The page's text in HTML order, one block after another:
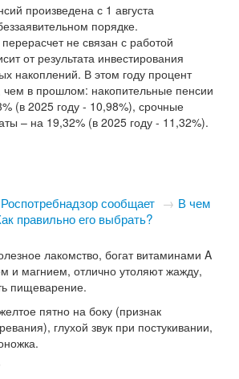
произведена с 1 августа
порядке.
не связан с работой
от результата инвестирования
накоплений. В этом году процент
в прошлом: накопительные пенсии
(в 2025 году - 10,98%), срочные
– на 19,32% (в 2025 году - 11,32%).
Роспотребнадзор сообщает → ​В чем
правильно его выбрать?
лакомство, богат витаминами A
и магнием, отлично утоляют жажду,
пищеварение.
пятно на боку (признак
глухой звук при постукивании,